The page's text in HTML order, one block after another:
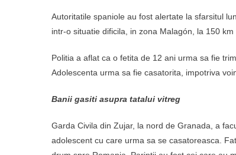
Autoritatile spaniole au fost alertate la sfarsitul
intr-o situatie dificila, in zona Malagón, la 150 km
Politia a aflat ca o fetita de 12 ani urma sa fie
Adolescenta urma sa fie casatorita, impotriva
Banii gasiti asupra tatalui vitreg
Garda Civila din Zujar, la nord de Granada, a
adolescent cu care urma sa se casatoreasca.